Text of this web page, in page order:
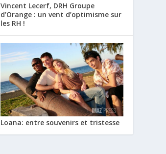
Vincent Lecerf, DRH Groupe
d’Orange : un vent d’optimisme sur
les RH !
Loana: entre souvenirs et tristesse